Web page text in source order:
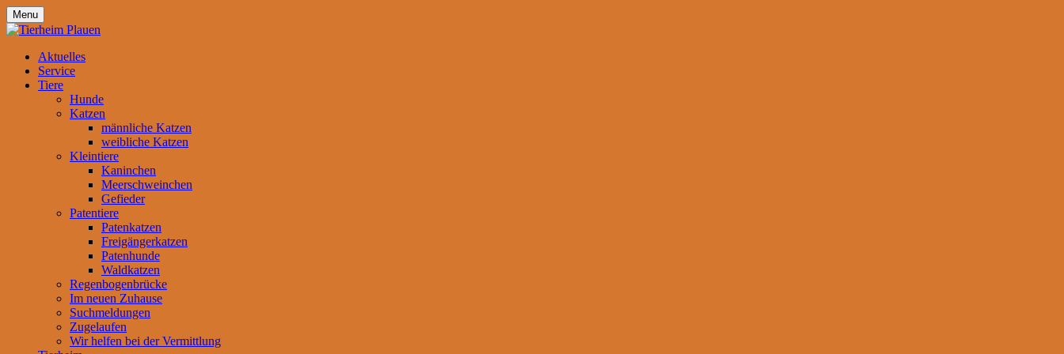
Menu
Aktuelles
Service
Tiere
Hunde
Katzen
männliche Katzen
weibliche Katzen
Kleintiere
Kaninchen
Meerschweinchen
Gefieder
Patentiere
Patenkatzen
Freigängerkatzen
Patenhunde
Waldkatzen
Regenbogenbrücke
Im neuen Zuhause
Suchmeldungen
Zugelaufen
Wir helfen bei der Vermittlung